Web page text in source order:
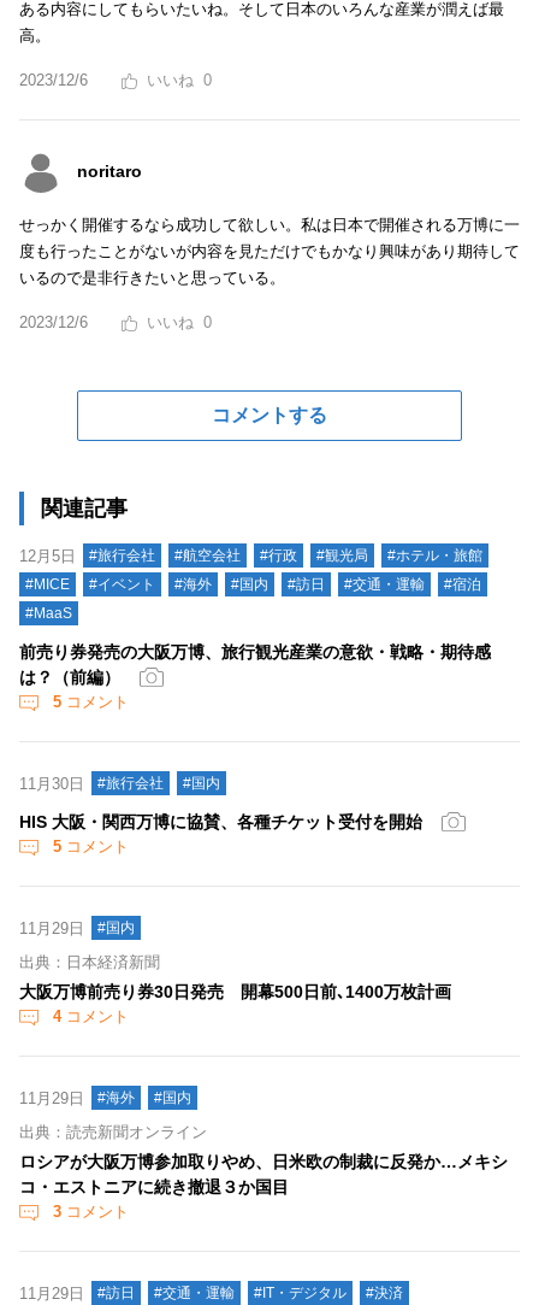
ある内容にしてもらいたいね。そして日本のいろんな産業が潤えば最
高。
2023/12/6 0
noritaro
せっかく開催するなら成功して欲しい。私は日本で開催される万博に一
度も行ったことがないが内容を見ただけでもかなり興味があり期待して
いるので是非行きたいと思っている。
2023/12/6 0
コメントする
関連記事
12月5日 #旅行会社 #航空会社 #行政 #観光局
#ホテル・旅館
#MICE
#イベント #海外 #国内 #訪日 #交通・運輸
#宿泊
#MaaS
前売り券発売の大阪万博、旅行観光産業の意欲・戦略・期待感
は？（前編）
5 コメント
11月30日 #旅行会社 #国内
HIS 大阪・関西万博に協賛、各種チケット受付を開始
5 コメント
11月29日 #国内
出典：日本経済新聞
大阪万博前売り券30日発売 開幕500日前､1400万枚計画
4コメント
11月29日 #海外 #国内
出典：読売新聞オンライン
ロシアが大阪万博参加取りやめ、日米欧の制裁に反発か…メキシ
コ・エストニアに続き撤退３か国目
3 コメント
11月29日 #訪日 #交通・運輸 #IT・デジタル #決済